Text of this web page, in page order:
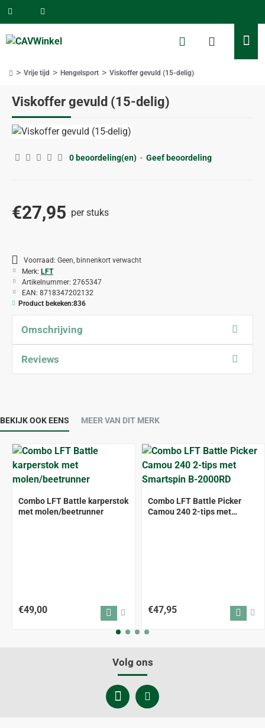
Viskoffer gevuld (15-delig)
Vrije tijd Hengelsport Viskoffer gevuld (15-delig)
0 beoordeling(en) - Geef beoordeling
€27,95 per stuks
Voorraad: Geen, binnenkort verwacht
Merk: LFT
Artikelnummer: 2765347
EAN: 8718347202132
Product bekeken:836
Omschrijving
Reviews
BEKIJK OOK EENS MEER VAN DIT MERK
ALLEEN AFHALEN
Combo LFT Battle karperstok
met molen/beetrunner
€49,00
ALLEEN AFHALEN
Combo LFT Battle Picker
Camou 240 2-tips met
€47,95
Volg ons